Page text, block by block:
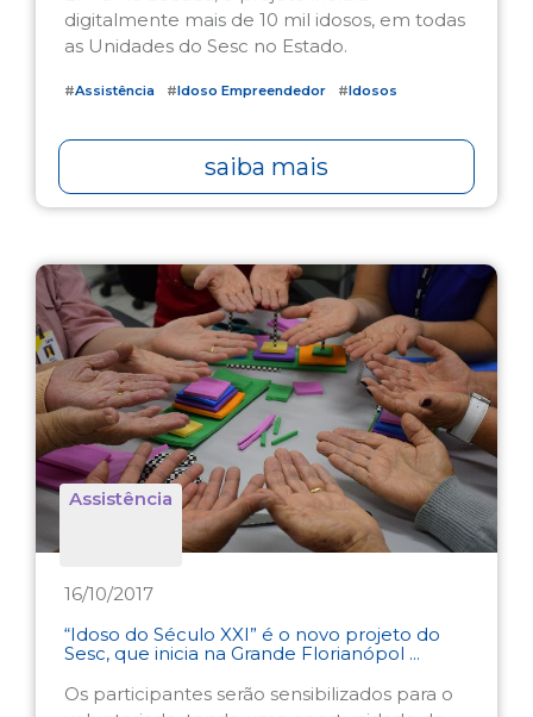
digitalmente mais de 10 mil idosos, em todas
as Unidades do Sesc no Estado.
#Assistência #Idoso Empreendedor #Idosos
saiba mais
Assistência
16/10/2017
“Idoso do Século XXI” é o novo projeto do
Sesc, que inicia na Grande Florianópol ...
Os participantes serão sensibilizados para o